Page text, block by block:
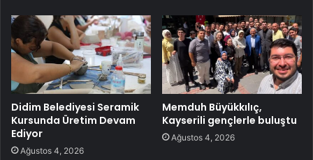
Didim Belediyesi Seramik
Kursunda Üretim Devam
Ediyor
Ağustos 4, 2026
Memduh Büyükkılıç,
Kayserili gençlerle buluştu
Ağustos 4, 2026